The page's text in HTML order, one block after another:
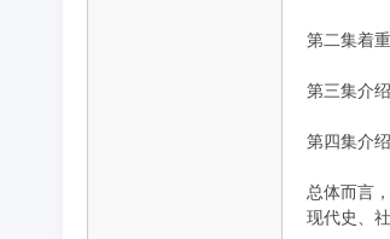
第二集着
第三集介
第四集介
总体而言
现代史、